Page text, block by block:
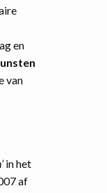
en
van
in het
af